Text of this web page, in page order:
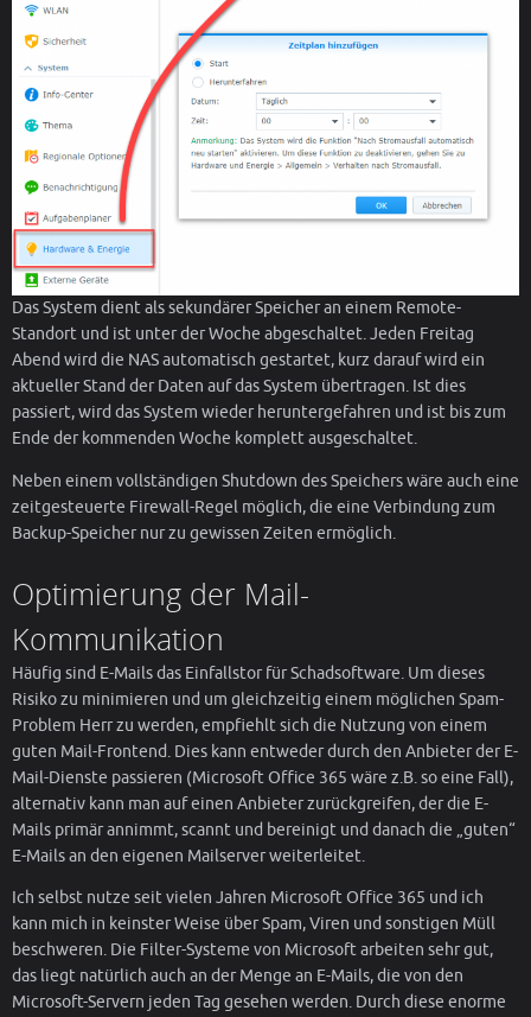
Das System dient als sekundärer Speicher an einem Remote-
Standort und ist unter der Woche abgeschaltet. Jeden Freitag
Abend wird die NAS automatisch gestartet, kurz darauf wird ein
aktueller Stand der Daten auf das System übertragen. Ist dies
passiert, wird das System wieder heruntergefahren und ist bis zum
Ende der kommenden Woche komplett ausgeschaltet.
Neben einem vollständigen Shutdown des Speichers wäre auch eine
zeitgesteuerte Firewall-Regel möglich, die eine Verbindung zum
Backup-Speicher nur zu gewissen Zeiten ermöglich.
Optimierung der Mail-
Kommunikation
Häufig sind E-Mails das Einfallstor für Schadsoftware. Um dieses
Risiko zu minimieren und um gleichzeitig einem möglichen Spam-
Problem Herr zu werden, empfiehlt sich die Nutzung von einem
guten Mail-Frontend. Dies kann entweder durch den Anbieter der E-
Mail-Dienste passieren (Microsoft Office 365 wäre z.B. so eine Fall),
alternativ kann man auf einen Anbieter zurückgreifen, der die E-
Mails primär annimmt, scannt und bereinigt und danach die „guten“
E-Mails an den eigenen Mailserver weiterleitet.
Ich selbst nutze seit vielen Jahren Microsoft Office 365 und ich
kann mich in keinster Weise über Spam, Viren und sonstigen Müll
beschweren. Die Filter-Systeme von Microsoft arbeiten sehr gut,
das liegt natürlich auch an der Menge an E-Mails, die von den
Microsoft-Servern jeden Tag gesehen werden. Durch diese enorme